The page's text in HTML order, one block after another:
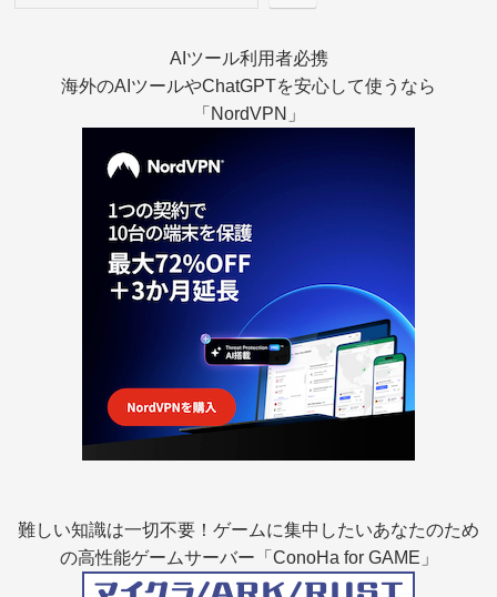
AIツール利用者必携
海外のAIツールやChatGPTを安心して使うなら
「NordVPN」
難しい知識は一切不要！ゲームに集中したいあなたのため
の高性能ゲームサーバー「ConoHa for GAME」